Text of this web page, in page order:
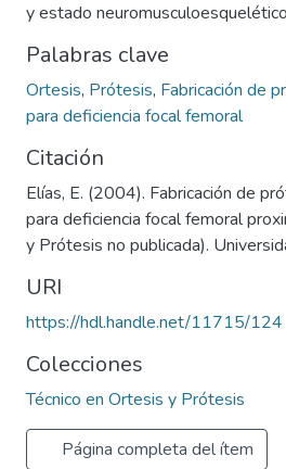
y estado
Palabras clave
Ortesis, Prótesis, Fabricación de
para deficiencia focal femoral
Citación
Elías, E. (2004). Fabricación de
para deficiencia focal femoral
y Prótesis no publicada).
URI
https://hdl.handle.net/11715/124
Colecciones
Técnico en Ortesis y Prótesis
Página completa del ítem